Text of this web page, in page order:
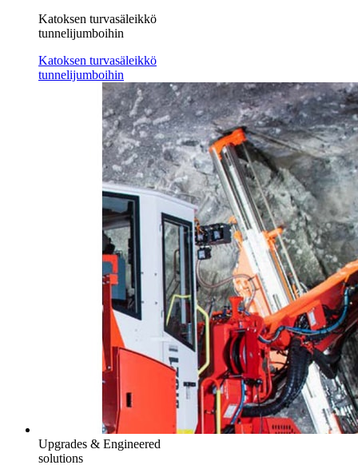
Katoksen turvasäleikkö
tunnelijumboihin
Katoksen turvasäleikkö
tunnelijumboihin
Upgrades & Engineered
solutions